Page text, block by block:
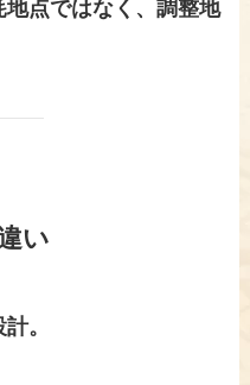
地点ではなく、調整地
い
。